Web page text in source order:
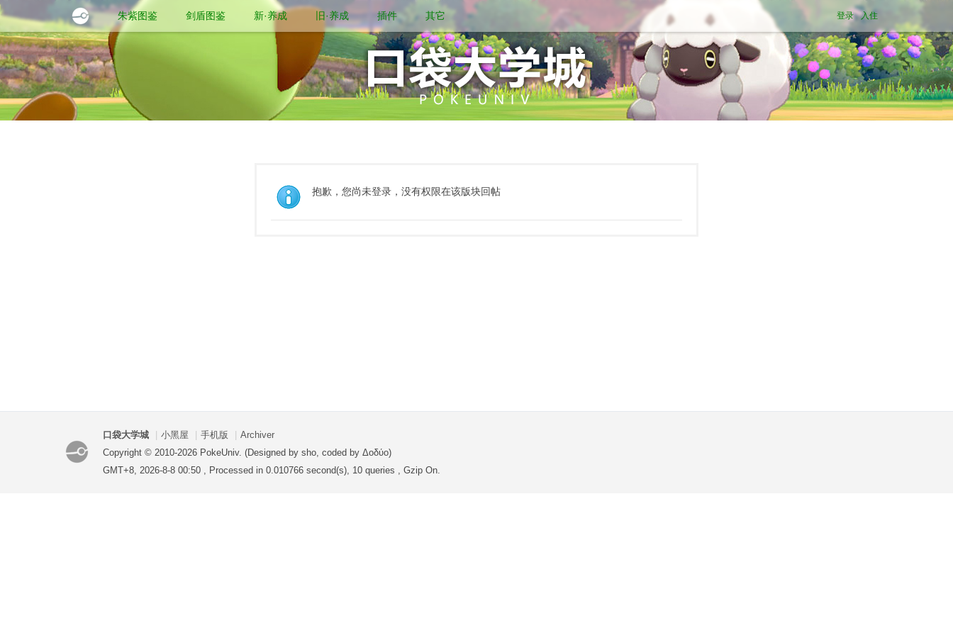
朱紫图鉴 剑盾图鉴 新·养成 旧·养成 插件 其它 登录 入住
抱歉，您尚未登录，没有权限在该版块回帖
口袋大学城 小黑屋 手机版
Archiver
Copyright © 2010-2026 PokeUniv. (Designed by sho, coded by Δοδύο)
GMT+8, 2026-8-8 00:50 , Processed in 0.010766 second(s), 10 queries , Gzip On.